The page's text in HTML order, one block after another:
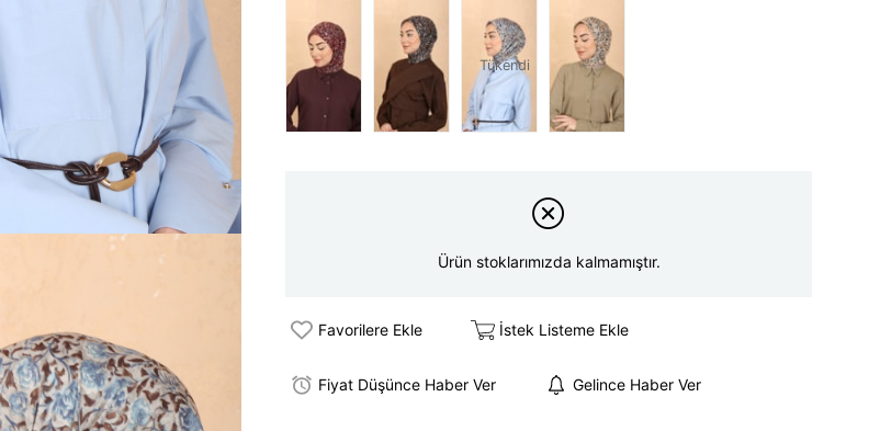
Tükendi
Ürün stoklarımızda kalmamıştır.
Favorilere Ekle İstek Listeme Ekle
Fiyat Düşünce Haber Ver Gelince Haber Ver